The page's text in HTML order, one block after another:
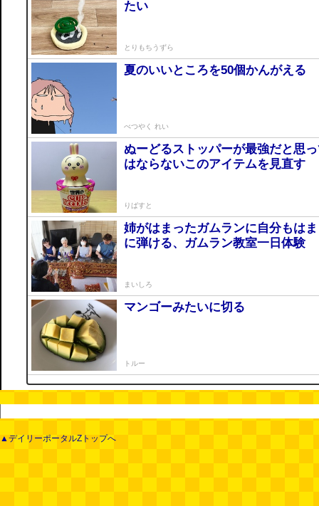
たい
とりもちうずら
夏のいいところを50個かんがえる
べつやく れい
ぬーどるストッパーが最強だと思
はならないこのアイテムを見直す
りばすと
姉がはまったガムランに自分もは
に弾ける、ガムラン教室一日体験
まいしろ
マンゴーみたいに切る
トルー
▲デイリーポータルZトップへ